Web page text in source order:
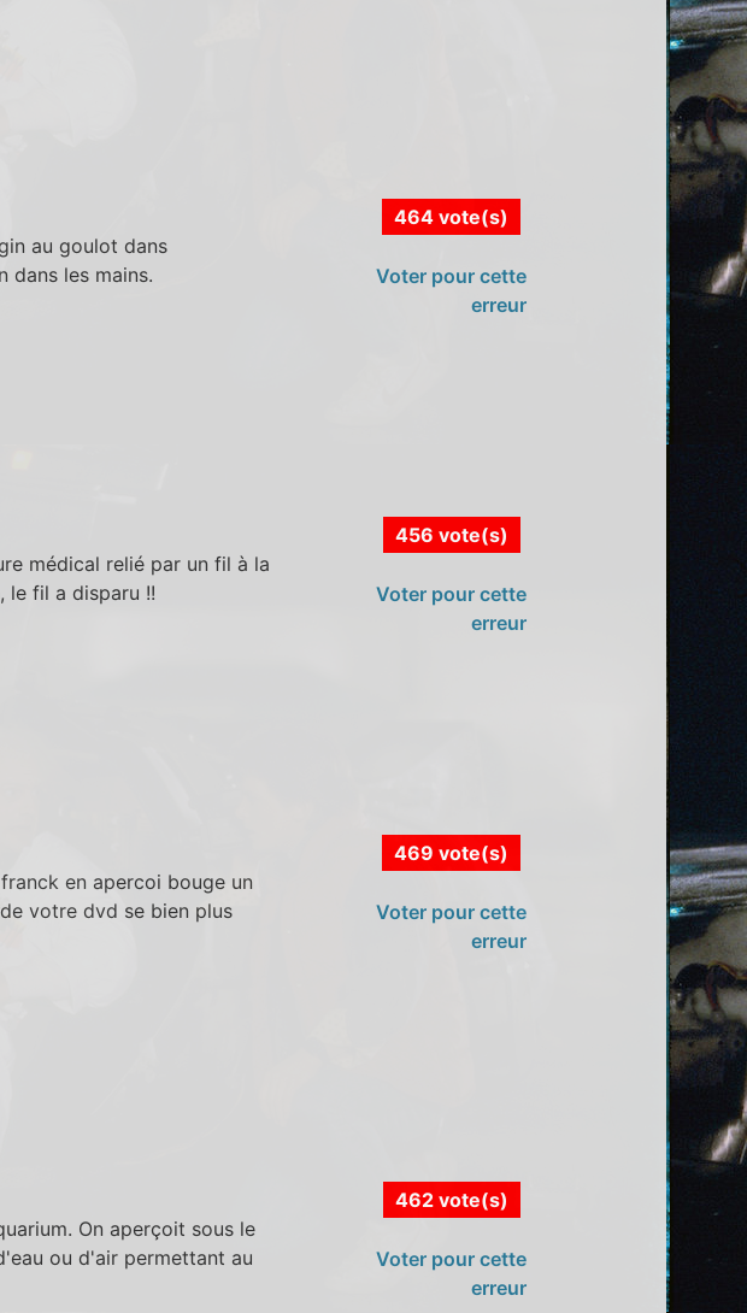
au goulot dans
dans les mains.
464 vote(s)
Voter pour cette
erreur
médical relié par un fil à la
le fil a disparu !!
456 vote(s)
Voter pour cette
erreur
en apercoi bouge un
votre dvd se bien plus
469 vote(s)
Voter pour cette
erreur
On aperçoit sous le
ou d'air permettant au
462 vote(s)
Voter pour cette
erreur